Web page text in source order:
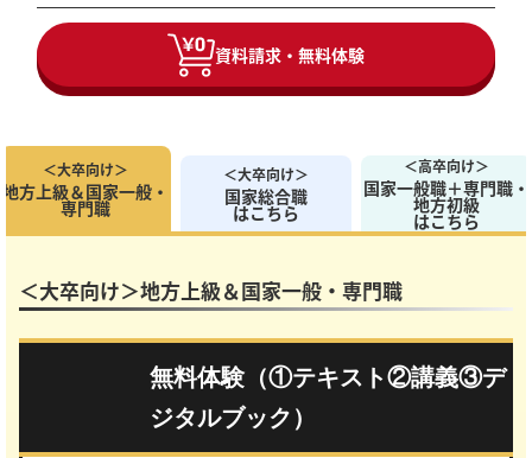
資料請求・無料体験
＜大卒向け＞
地方上級＆国家一般・
専門職
＜大卒向け＞
国家総合職
はこちら
＜高卒向け＞
国家一般職＋専門職・
地方初級
はこちら
＜大卒向け＞地方上級＆国家一般・専門職
無料体験（①テキスト②講義③デ
ジタルブック）